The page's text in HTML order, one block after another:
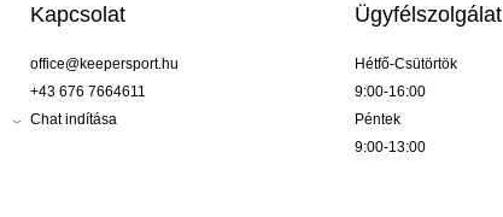
Kapcsolat
office@keepersport.hu
+43 676 7664611
Chat indítása
Ügyfélszolgálat
Hétfő-Csütörtök
9:00-16:00
Péntek
9:00-13:00